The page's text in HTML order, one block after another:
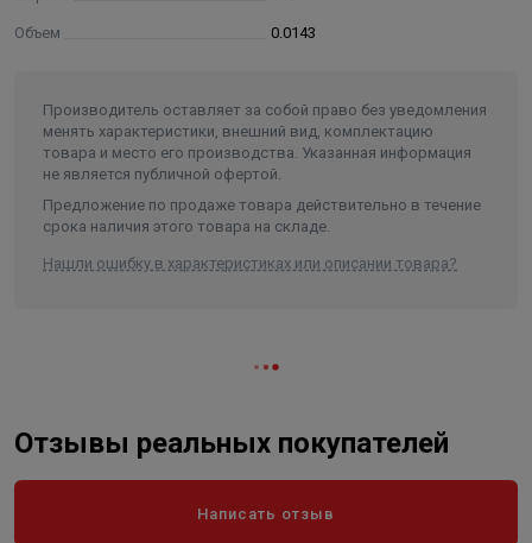
Объем 0.0143
Производитель оставляет за собой право без уведомления
менять характеристики, внешний вид, комплектацию
товара и место его производства. Указанная информация
не является публичной офертой.
Предложение по продаже товара действительно в течение
срока наличия этого товара на складе.
Нашли ошибку в характеристиках или описании товара?
Отзывы реальных покупателей
Написать отзыв